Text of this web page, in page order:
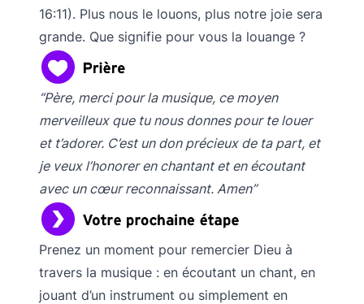
16:11). Plus nous le louons, plus notre joie sera
grande. Que signifie pour vous la louange ?
“Père, merci pour la musique, ce moyen
merveilleux que tu nous donnes pour te louer
et t’adorer. C’est un don précieux de ta part, et
je veux l’honorer en chantant et en écoutant
avec un cœur reconnaissant. Amen”
Prenez un moment pour remercier Dieu à
travers la musique : en écoutant un chant, en
jouant d’un instrument ou simplement en